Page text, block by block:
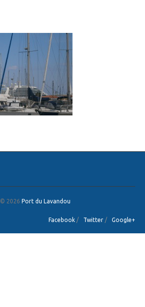
© 2026 Port du Lavandou
Facebook / Twitter / Google+